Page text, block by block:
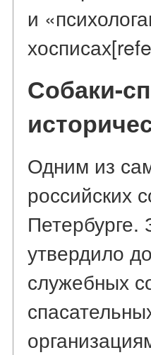
и
Собаки-
Одним из
российских
Петербурге.
утвердило
служебных